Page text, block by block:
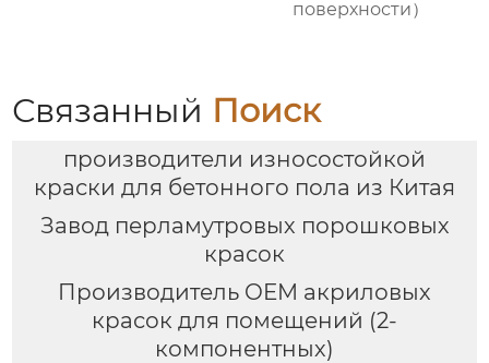
поверхности）
Связанный Поиск
производители износостойкой
краски для бетонного пола из Китая
Завод перламутровых порошковых
красок
Производитель OEM акриловых
красок для помещений (2-
компонентных)